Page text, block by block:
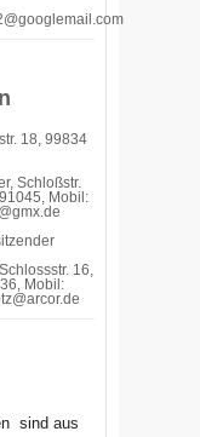
18, 99834
Schloßstr.
Mobil:
16,
Mobil:
sind aus